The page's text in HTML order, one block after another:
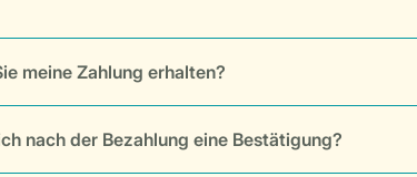
meine Zahlung erhalten?
nach der Bezahlung eine Bestätigung?